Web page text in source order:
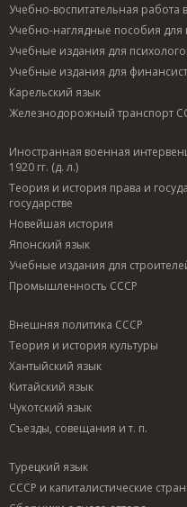
Учебно-воспитательная
Учебно-наглядные пособия для
Учебные издания для
Учебные издания для
Карельский язык
Железнодорожный транспорт
Иностранная военная
1920 гг. (д. л.)
Теория и история права и
государстве
Новейшая история
Японский язык
Учебные издания для
Промышленность СССР
Внешняя политика СССР
Теория и история культуры
Хантыйский язык
Китайский язык
Чукотский язык
Съезды, совещания и т. п.
Турецкий язык
СССР и капиталистические